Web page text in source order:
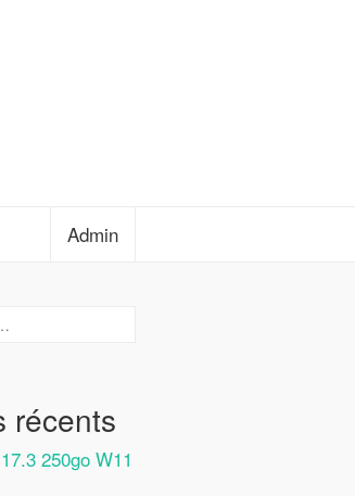
Admin
récents
250go W11